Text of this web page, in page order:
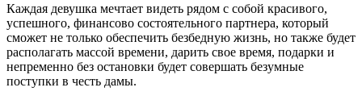
Каждая девушка мечтает видеть рядом с собой красивого,
успешного, финансово состоятельного партнера, который
сможет не только обеспечить безбедную жизнь, но также будет
располагать массой времени, дарить свое время, подарки и
непременно без остановки будет совершать безумные
поступки в честь дамы.